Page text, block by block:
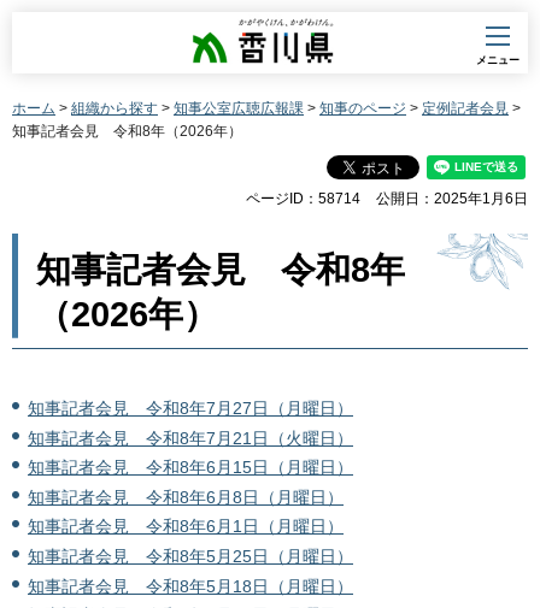
香川県
メニュー
ホーム > 組織から探す > 知事公室広聴広報課 > 知事のページ > 定例記者会見 >
知事記者会見 令和8年（2026年）
ページID：58714 公開日：2025年1月6日
知事記者会見 令和8年
（2026年）
知事記者会見 令和8年7月27日（月曜日）
知事記者会見 令和8年7月21日（火曜日）
知事記者会見 令和8年6月15日（月曜日）
知事記者会見 令和8年6月8日（月曜日）
知事記者会見 令和8年6月1日（月曜日）
知事記者会見 令和8年5月25日（月曜日）
知事記者会見 令和8年5月18日（月曜日）